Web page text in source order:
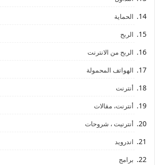
الحماية
الربح
الربح من الانترنت
الهواتف المحمولة
أنترنت
أنترنت، مقالات
أنترنيت ، شروحات
اندرويد
برامج